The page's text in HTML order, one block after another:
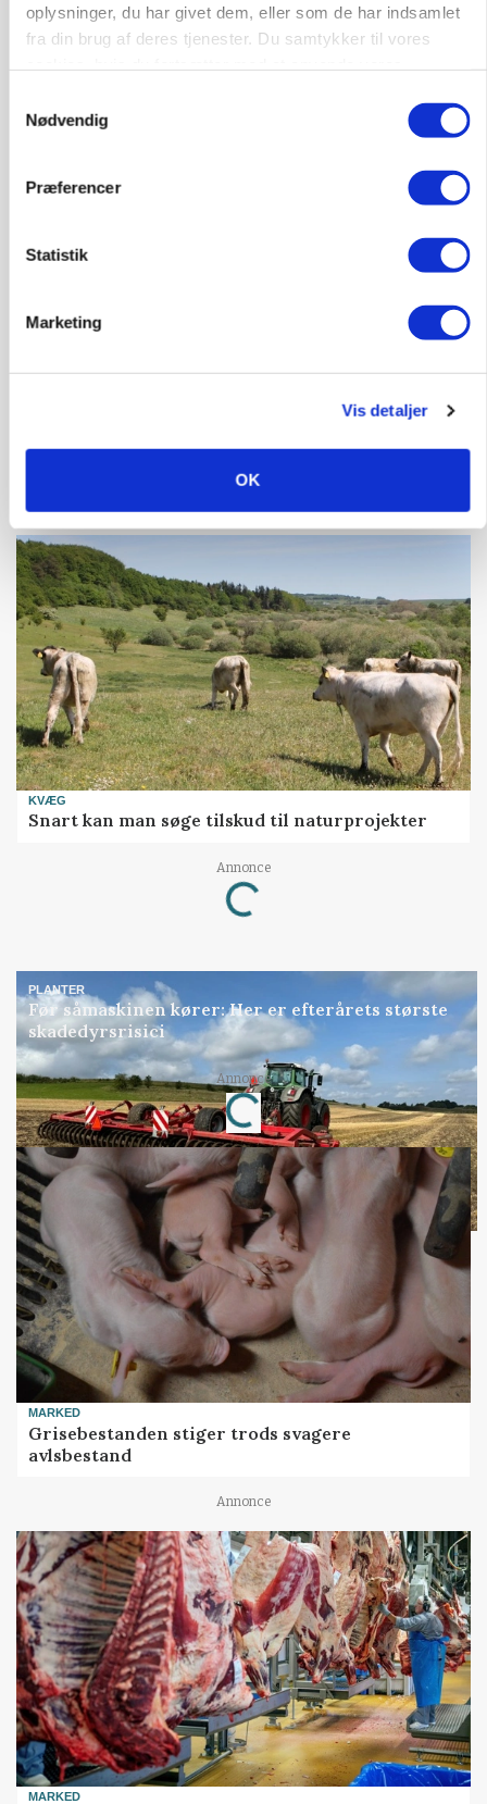
oplysninger, du har givet dem, eller som de har indsamlet
fra din brug af deres tjenester. Du samtykker til vores
Nødvendig
Præferencer
Statistik
Marketing
Vis detaljer
OK
»Nu stopper I«: Landbrugsdebattør og
protestgruppe vil demonstrere mod ny
Folketinget behandler ny gødskningslov: Sådan
KVÆG
Snart kan man søge tilskud til naturprojekter
Annonce
Loading...
PLANTER
Før såmaskinen kører: Her er efterårets største
skadedyrsrisici
Annonce
Loading...
MARKED
Grisebestanden stiger trods svagere
avlsbestand
Annonce
MARKED